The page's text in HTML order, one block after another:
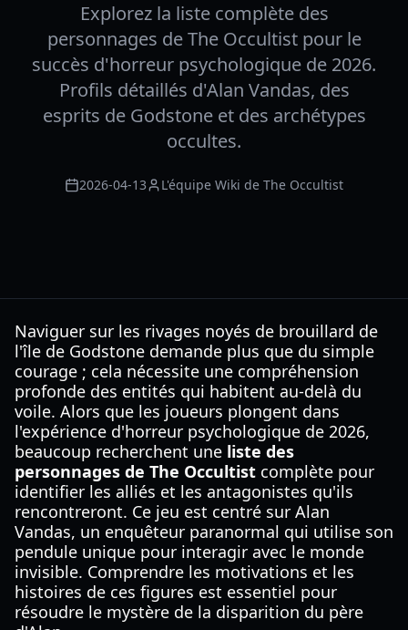
Explorez la liste complète des
personnages de The Occultist pour le
succès d'horreur psychologique de 2026.
Profils détaillés d'Alan Vandas, des
esprits de Godstone et des archétypes
occultes.
2026-04-13 L'équipe Wiki de The Occultist
Naviguer sur les rivages noyés de brouillard de
l'île de Godstone demande plus que du simple
courage ; cela nécessite une compréhension
profonde des entités qui habitent au-delà du
voile. Alors que les joueurs plongent dans
l'expérience d'horreur psychologique de 2026,
beaucoup recherchent une liste des
personnages de The Occultist complète pour
identifier les alliés et les antagonistes qu'ils
rencontreront. Ce jeu est centré sur Alan
Vandas, un enquêteur paranormal qui utilise son
pendule unique pour interagir avec le monde
invisible. Comprendre les motivations et les
histoires de ces figures est essentiel pour
résoudre le mystère de la disparition du père